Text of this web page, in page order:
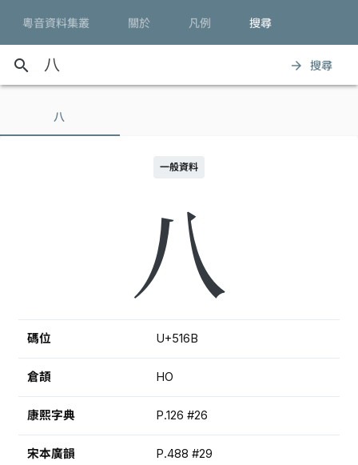
粵音資料集叢 關於 凡例 搜尋
search arrow_forward 搜尋
八
一般資料
八
碼位 U+516B
倉頡 HO
康熙字典 P.126 #26
宋本廣韻 P.488 #29